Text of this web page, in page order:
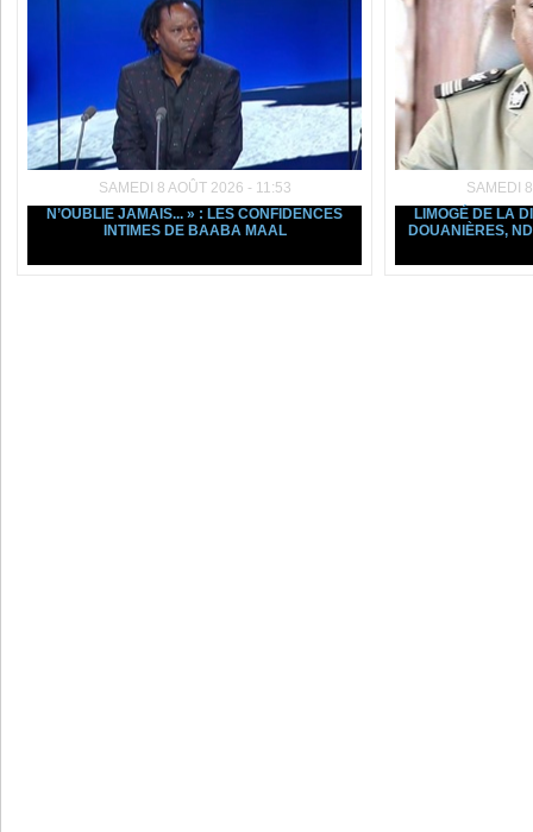
SAMEDI 8 AOÛT 2026 - 11:53
N’OUBLIE JAMAIS... » : LES CONFIDENCES
INTIMES DE BAABA MAAL
SAMEDI
LIMOGÉ DE LA
DOUANIÈRES,